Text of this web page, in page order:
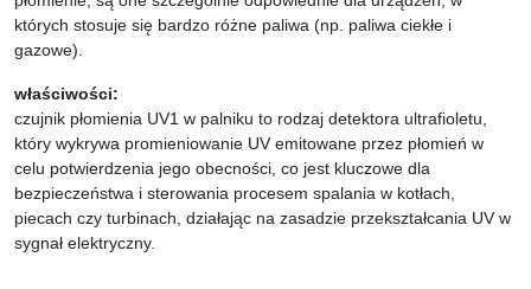
których stosuje się bardzo różne paliwa (np. paliwa ciekłe i
gazowe).
właściwości:
czujnik płomienia UV1 w palniku to rodzaj detektora ultrafioletu,
który wykrywa promieniowanie UV emitowane przez płomień w
celu potwierdzenia jego obecności, co jest kluczowe dla
bezpieczeństwa i sterowania procesem spalania w kotłach,
piecach czy turbinach, działając na zasadzie przekształcania UV w
sygnał elektryczny.